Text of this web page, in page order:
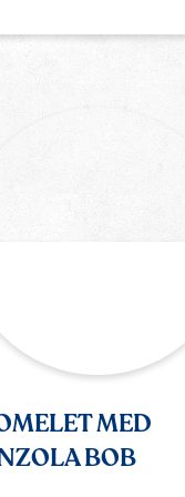
MED
BOB